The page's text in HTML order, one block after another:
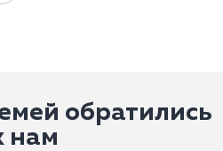
обратились
нам